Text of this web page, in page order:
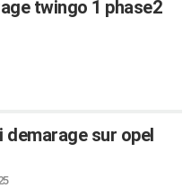
twingo 1 phase2
sur opel